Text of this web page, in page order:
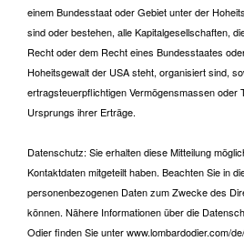
einem Bundesstaat oder Gebiet unter der
sind oder bestehen, alle Kapitalgesellschaften,
Recht oder dem Recht eines Bundesstaates
Hoheitsgewalt der USA steht, organisiert sind,
ertragsteuerpflichtigen Vermögensmassen oder
Ursprungs ihrer Erträge.
Datenschutz: Sie erhalten diese Mitteilung
Kontaktdaten mitgeteilt haben. Beachten Sie in
personenbezogenen Daten zum Zwecke des
können. Nähere Informationen über die
Odier finden Sie unter www.lombardodier.com/